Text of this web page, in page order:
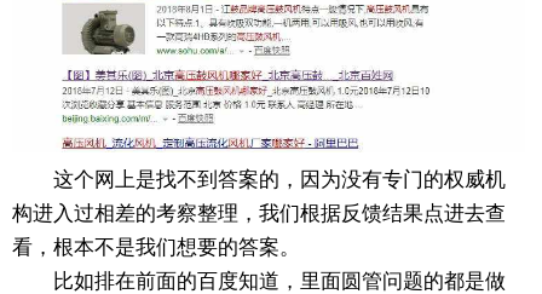
这个网上是找不到答案的，因为没有专门的权威机
构进入过相差的考察整理，我们根据反馈结果点进去查
看，根本不是我们想要的答案。
比如排在前面的百度知道，里面圆管问题的都是做